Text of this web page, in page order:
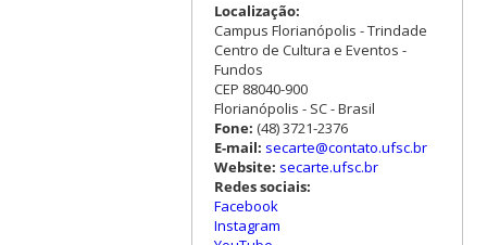
Localização:
Campus Florianópolis - Trindade
Centro de Cultura e Eventos -
Fundos
CEP 88040-900
Florianópolis - SC - Brasil
Fone: (48) 3721-2376
E-mail: secarte@contato.ufsc.br
Website: secarte.ufsc.br
Redes sociais:
Facebook
Instagram